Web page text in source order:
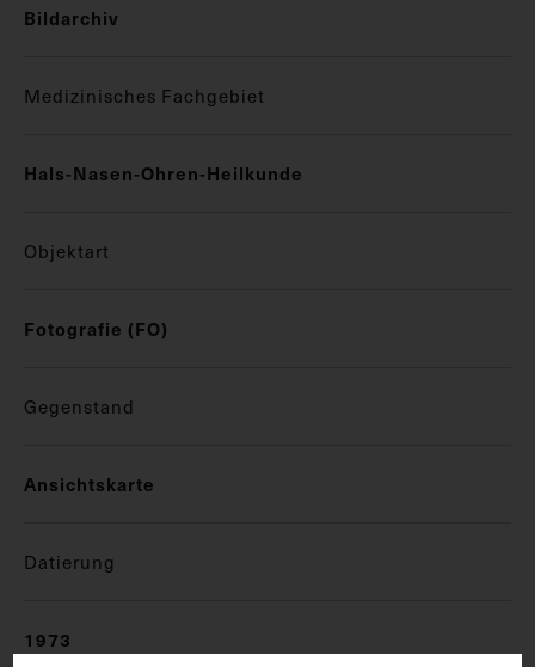
Bildarchiv
Medizinisches Fachgebiet
Hals-Nasen-Ohren-Heilkunde
Objektart
Fotografie (FO)
Gegenstand
Ansichtskarte
Datierung
1973